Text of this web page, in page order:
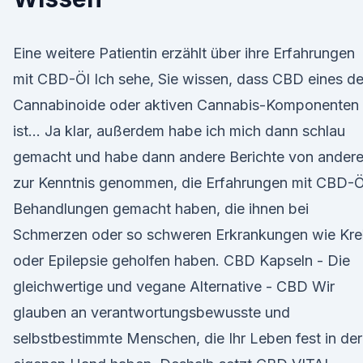
Eine weitere Patientin erzählt über ihre Erfahrungen
mit CBD-Öl Ich sehe, Sie wissen, dass CBD eines
Cannabinoide oder aktiven Cannabis-Komponenten
ist… Ja klar, außerdem habe ich mich dann schlau
gemacht und habe dann andere Berichte von
zur Kenntnis genommen, die Erfahrungen mit CBD-
Behandlungen gemacht haben, die ihnen bei
Schmerzen oder so schweren Erkrankungen wie
oder Epilepsie geholfen haben. CBD Kapseln - Die
gleichwertige und vegane Alternative - CBD Wir
glauben an verantwortungsbewusste und
selbstbestimmte Menschen, die Ihr Leben fest in der